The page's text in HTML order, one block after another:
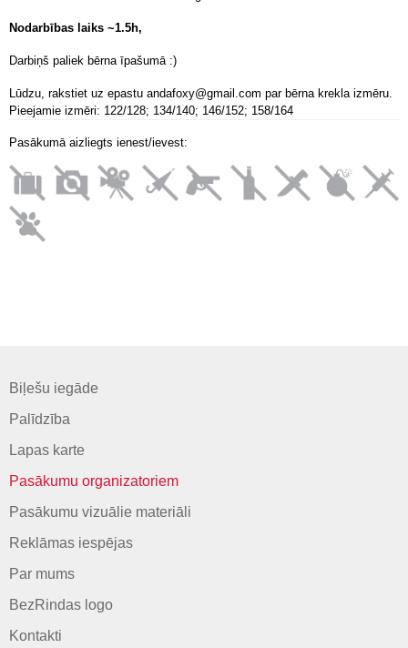
Nodarbības laiks ~1.5h,
Darbiņš paliek bērna īpašumā :)
Lūdzu, rakstiet uz epastu andafoxy@gmail.com par bērna krekla izmēru.
Pieejamie izmēri: 122/128; 134/140; 146/152; 158/164
Pasākumā aizliegts ienest/ievest:
Biļešu iegāde
Palīdzība
Lapas karte
Pasākumu organizatoriem
Pasākumu vizuālie materiāli
Reklāmas iespējas
Par mums
BezRindas logo
Kontakti